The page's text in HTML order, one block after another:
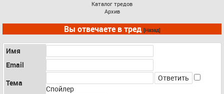
Каталог тредов
Архив
Вы отвечаете в тред [Назад]
Имя
Email
Тема
Спойлер